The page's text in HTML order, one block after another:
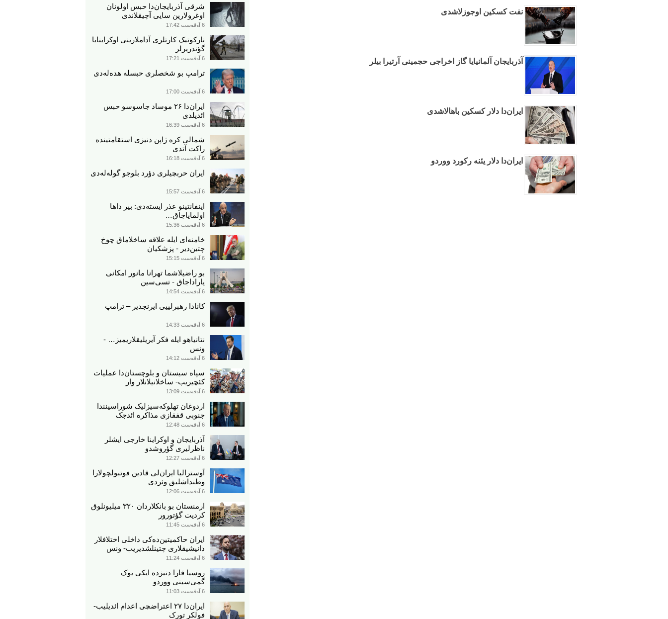
نفت کسکین اوجوزلاشدی
آذربایجان آلمانیایا گاز اخراجی حجمینی آرتیرا بیلر
ایران‌دا دلار کسکین باهالاشدی
ایران‌دا دلار یئنه رکورد ووردو
شرقی آذربایجان‌دا حبس اولونان
اوغرولارین سایی آچیقلاندی
6 آوقوست 17:42
نارکوتیک کارتلری آداملارینی اوکراینایا
گؤندریرلر
6 آوقوست 17:21
ترامپ بو شخصلری حبسله هده‌له‌دی
6 آوقوست 17:00
ایران‌دا ۲۶ موساد جاسوسو حبس
ائدیلدی
6 آوقوست 16:39
شمالی کره ژاپن دنیزی استقامتینده
راکت آتدی
6 آوقوست 16:18
ایران حربچیلری دؤرد بلوجو گوله‌له‌دی
6 آوقوست 15:57
اینفانتینو عذر ایسته‌دی: بیر داها
اولمایاجاق…
6 آوقوست 15:36
خامنه‌ای ایله علاقه ساخلاماق چوخ
چتین‌دیر - پزشکیان
6 آوقوست 15:15
بو راضیلاشما تهرانا مانور امکانی
یاراداجاق - تسی‌سین
6 آوقوست 14:54
کانادا رهبرلییی ایرنجدیر – ترامپ
6 آوقوست 14:33
نتانیاهو ایله فکر آیریلیقلاریمیز… -
ونس
6 آوقوست 14:12
سپاه سیستان و بلوچستان‌دا عملیات
کئچیریب- ساخلانیلانلار وار
6 آوقوست 13:09
اردوغان تهلوکه‌سیزلیک شوراسینندا
جنوبی قفقازی مذاکره ائد‌جک
6 آوقوست 12:48
آذربایجان و اوکراینا خارجی ایشلر
ناظرلیری گؤروشدو
6 آوقوست 12:27
آوسترالیا ایران‌لی قادین فوتبولچولارا
وطنداشلیق وئردی
6 آوقوست 12:06
ارمنستان بو بانکلاردان ۳۲۰ میلیونلوق
کردیت گؤتورور
6 آوقوست 11:45
ایران حاکمیتین‌ده‌کی داخلی اختلافلار
دانیشیقلاری چتینلشدیریب- ونس
6 آوقوست 11:24
روسیا قارا دنیزده ایکی یوک
گمی‌سینی ووردو
6 آوقوست 11:03
ایران‌دا ۲۷ اعتراضچی اعدام ائدیلیب-
فولکر تورک